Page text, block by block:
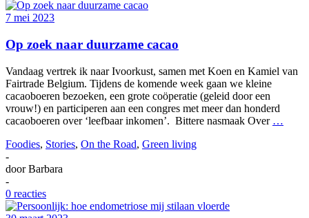
7 mei 2023
Op zoek naar duurzame cacao
Vandaag vertrek ik naar Ivoorkust, samen met Koen en Kamiel van
Fairtrade Belgium. Tijdens de komende week gaan we kleine
cacaoboeren bezoeken, een grote coöperatie (geleid door een
vrouw!) en participeren aan een congres met meer dan honderd
cacaoboeren over ‘leefbaar inkomen’. Bittere nasmaak Over …
Foodies, Stories, On the Road, Green living
-
doorBarbara
-
0 reacties